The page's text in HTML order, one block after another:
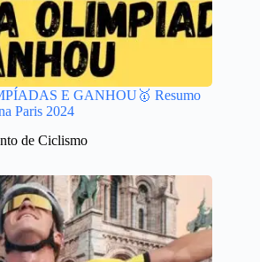
E GANHOU🥇 Resumo
Paris 2024
de Ciclismo